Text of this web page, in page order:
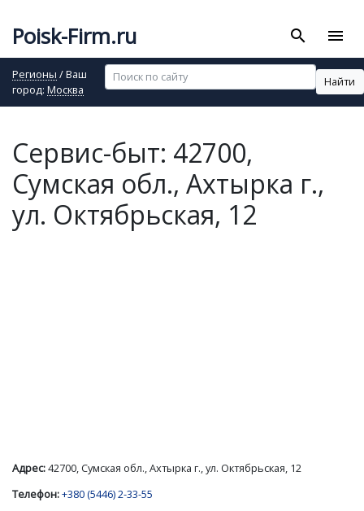
Poisk-Firm.ru search menu
Регионы / Ваш
город: Москва
Найти
Сервис-быт: 42700,
Сумская обл., Ахтырка г.,
ул. Октябрьская, 12
Адрес:42700, Сумская обл., Ахтырка г., ул. Октябрьская, 12
Телефон:+380 (5446) 2-33-55